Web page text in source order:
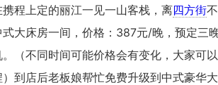
程上定的丽江一见一山客栈，离四方街不
式大床房一间，价格：387元/晚，预定三
（不同时间可能价格会有变化，大家可
）到店后老板娘帮忙免费升级到中式豪华